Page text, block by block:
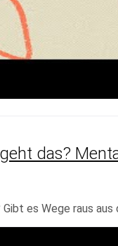
das?
es Wege raus